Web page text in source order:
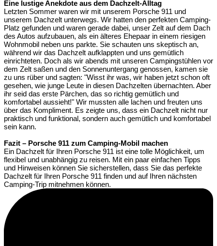
Eine lustige Anekdote aus dem Dachzelt-Alltag
Letzten Sommer waren wir mit unserem Porsche 911 und
unserem Dachzelt unterwegs. Wir hatten den perfekten Camping-
Platz gefunden und waren gerade dabei, unser Zelt auf dem Dach
des Autos aufzubauen, als ein älteres Ehepaar in einem riesigen
Wohnmobil neben uns parkte. Sie schauten uns skeptisch an,
während wir das Dachzelt aufklappten und uns gemütlich
einrichteten. Doch als wir abends mit unseren Campingstühlen vor
dem Zelt saßen und den Sonnenuntergang genossen, kamen sie
zu uns rüber und sagten: "Wisst ihr was, wir haben jetzt schon oft
gesehen, wie junge Leute in diesen Dachzelten übernachten. Aber
ihr seid das erste Pärchen, das so richtig gemütlich und
komfortabel aussieht!" Wir mussten alle lachen und freuten uns
über das Kompliment. Es zeigte uns, dass ein Dachzelt nicht nur
praktisch und funktional, sondern auch gemütlich und komfortabel
sein kann.
Fazit – Porsche 911 zum Camping-Mobil machen
Ein Dachzelt für Ihren Porsche 911 ist eine tolle Möglichkeit, um
flexibel und unabhängig zu reisen. Mit ein paar einfachen Tipps
und Hinweisen können Sie sicherstellen, dass Sie das perfekte
Dachzelt für Ihren Porsche 911 finden und auf Ihren nächsten
Camping-Trip mitnehmen können.